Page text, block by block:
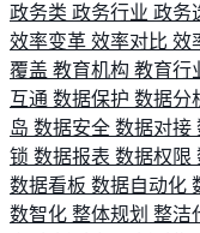
政务类 政务行业 政务
效率变革 效率对比 效
覆盖 教育机构 教育行
互通 数据保护 数据分
岛 数据安全 数据对接
锁 数据报表 数据权限
数据看板 数据自动化
数智化 整体规划 整洁